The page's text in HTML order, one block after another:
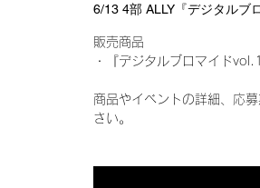
6/13 4部 ALLY『デジタルブ
販売商品
・『デジタルブロマイド
商品やイベントの詳細、応
さい。